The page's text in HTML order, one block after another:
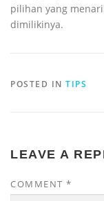
pilihan yang
dimilikinya.
POSTED IN TIPS
LEAVE A
COMMENT *